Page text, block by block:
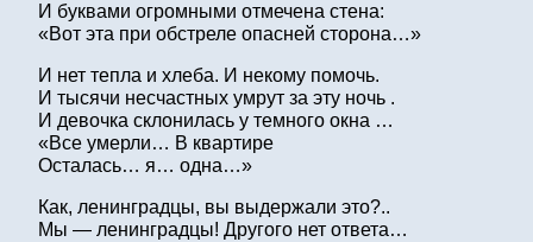
И буквами огромными отмечена стена:
«Вот эта при обстреле опасней сторона…»
И нет тепла и хлеба. И некому помочь.
И тысячи несчастных умрут за эту ночь .
И девочка склонилась у темного окна …
«Все умерли… В квартире
Осталась… я… одна…»
Как, ленинградцы, вы выдержали это?..
Мы — ленинградцы! Другого нет ответа…